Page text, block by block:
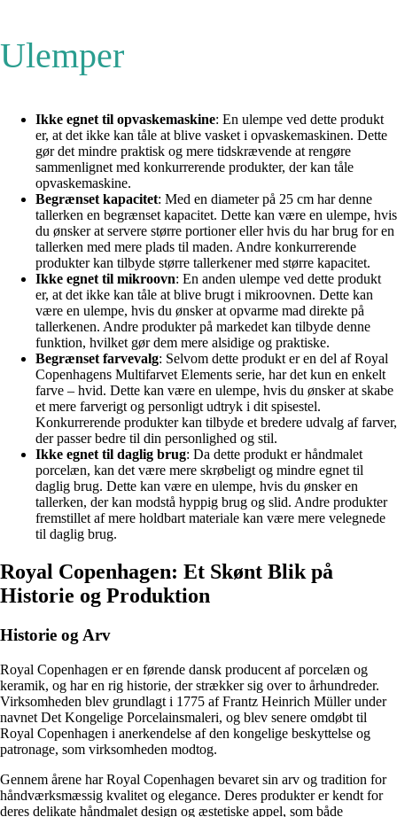
Ulemper
Ikke egnet til opvaskemaskine: En ulempe ved dette produkt
er, at det ikke kan tåle at blive vasket i opvaskemaskinen. Dette
gør det mindre praktisk og mere tidskrævende at rengøre
sammenlignet med konkurrerende produkter, der kan tåle
opvaskemaskine.
Begrænset kapacitet: Med en diameter på 25 cm har denne
tallerken en begrænset kapacitet. Dette kan være en ulempe, hvis
du ønsker at servere større portioner eller hvis du har brug for en
tallerken med mere plads til maden. Andre konkurrerende
produkter kan tilbyde større tallerkener med større kapacitet.
Ikke egnet til mikroovn: En anden ulempe ved dette produkt
er, at det ikke kan tåle at blive brugt i mikroovnen. Dette kan
være en ulempe, hvis du ønsker at opvarme mad direkte på
tallerkenen. Andre produkter på markedet kan tilbyde denne
funktion, hvilket gør dem mere alsidige og praktiske.
Begrænset farvevalg: Selvom dette produkt er en del af Royal
Copenhagens Multifarvet Elements serie, har det kun en enkelt
farve – hvid. Dette kan være en ulempe, hvis du ønsker at skabe
et mere farverigt og personligt udtryk i dit spisestel.
Konkurrerende produkter kan tilbyde et bredere udvalg af farver,
der passer bedre til din personlighed og stil.
Ikke egnet til daglig brug: Da dette produkt er håndmalet
porcelæn, kan det være mere skrøbeligt og mindre egnet til
daglig brug. Dette kan være en ulempe, hvis du ønsker en
tallerken, der kan modstå hyppig brug og slid. Andre produkter
fremstillet af mere holdbart materiale kan være mere velegnede
til daglig brug.
Royal Copenhagen: Et Skønt Blik på
Historie og Produktion
Historie og Arv
Royal Copenhagen er en førende dansk producent af porcelæn og
keramik, og har en rig historie, der strækker sig over to århundreder.
Virksomheden blev grundlagt i 1775 af Frantz Heinrich Müller under
navnet Det Kongelige Porcelainsmaleri, og blev senere omdøbt til
Royal Copenhagen i anerkendelse af den kongelige beskyttelse og
patronage, som virksomheden modtog.
Gennem årene har Royal Copenhagen bevaret sin arv og tradition for
håndværksmæssig kvalitet og elegance. Deres produkter er kendt for
deres delikate håndmalet design og æstetiske appel, som både